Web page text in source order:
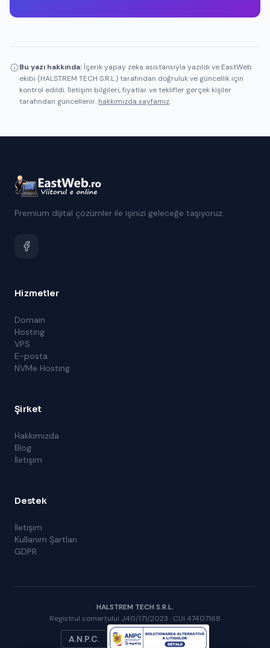
Bu yazı hakkında: İçerik yapay zeka asistansıyla yazıldı ve EastWeb
ekibi (HALSTREM TECH S.R.L.) tarafından doğruluk ve güncellik için
kontrol edildi. İletişim bilgileri, fiyatlar ve teklifler gerçek kişiler
tarafından güncellenir. hakkımızda sayfamız.
Premium dijital çözümler ile işinizi geleceğe taşıyoruz.
Hizmetler
Domain
Hosting
VPS
E-posta
NVMe Hosting
Şirket
Hakkımızda
Blog
İletişim
Destek
İletişim
Kullanım Şartları
GDPR
HALSTREM TECH S.R.L.
Registrul comerțului J40/171/2023 · CUI 47407168
A.N.P.C.